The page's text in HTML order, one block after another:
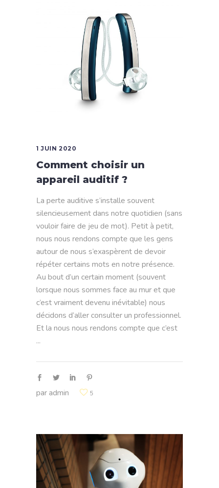
1 JUIN 2020
Comment choisir un
appareil auditif ?
La perte auditive s’installe souvent
silencieusement dans notre quotidien (sans
vouloir faire de jeu de mot). Petit à petit,
nous nous rendons compte que les gens
autour de nous s’exaspèrent de devoir
répéter certains mots en notre présence.
Au bout d’un certain moment (souvent
lorsque nous sommes face au mur et que
c’est vraiment devenu inévitable) nous
décidons d’aller consulter un professionnel.
Et la nous nous rendons compte que c’est
paradmin 5